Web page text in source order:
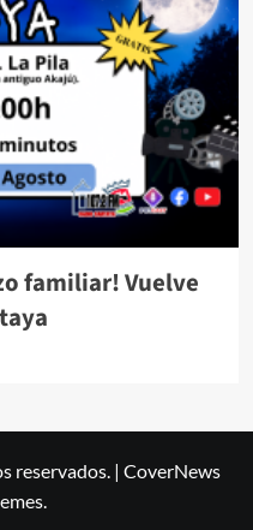
familiar! Vuelve
reservados. | CoverNews